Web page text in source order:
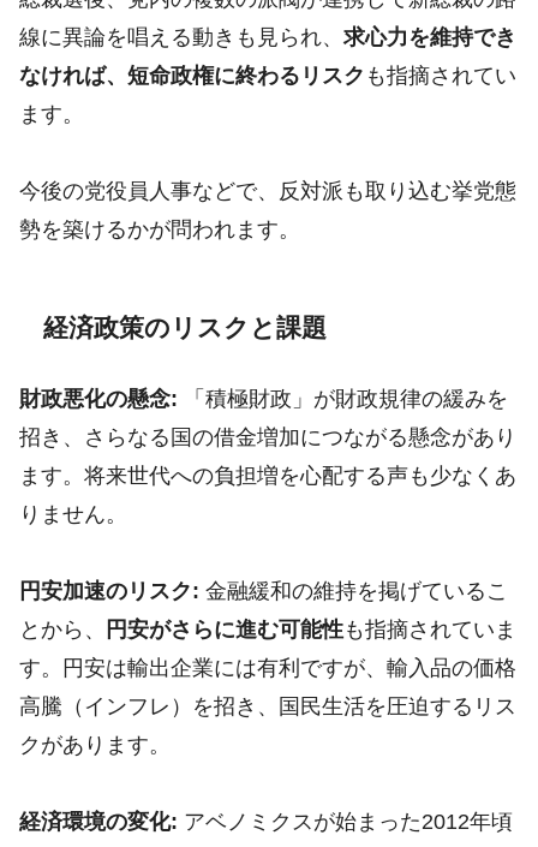
線に異論を唱える動きも見られ、 求心力を維持でき
なければ、短命政権に終わるリスク も指摘されてい
ます。
今後の党役員人事などで、反対派も取り込む挙党態
勢を築けるかが問われます。
経済政策のリスクと課題
財政悪化の懸念: 「積極財政」が財政規律の緩みを
招き、さらなる国の借金増加につながる懸念があり
ます。将来世代への負担増を心配する声も少なくあ
りません。
円安加速のリスク: 金融緩和の維持を掲げているこ
とから、
円安がさらに進む可能性も指摘されていま
す。円安は輸出企業には有利ですが、輸入品の価格
高騰（インフレ）を招き、国民生活を圧迫するリス
クがあります。
経済環境の変化: アベノミクスが始まった2012年頃